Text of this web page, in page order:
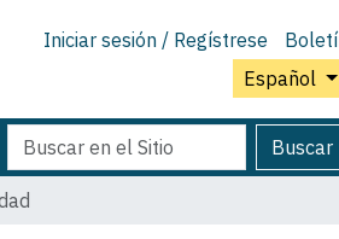
Iniciar sesión / Regístrese
Español
Buscar Buscar
Búsqueda
Avanzada…